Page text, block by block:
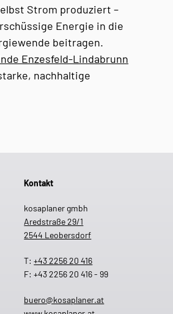
Strom produziert –
Energie in die
beitragen.
Enzesfeld-Lindabrunn
nachhaltige
Kontakt
kosaplaner gmbh
Aredstraße 29/1
2544 Leobersdorf
T:+43 2256 20 416
F: +43 2256 20 416 - 99
buero@kosaplaner.at